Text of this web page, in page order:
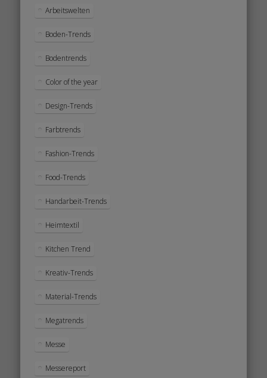
Arbeitswelten
Boden-Trends
Bodentrends
Color of the year
Design-Trends
Farbtrends
Fashion-Trends
Food-Trends
Handarbeit-Trends
Heimtextil
Kitchen Trend
Kreativ-Trends
Material-Trends
Megatrends
Messe
Messereport